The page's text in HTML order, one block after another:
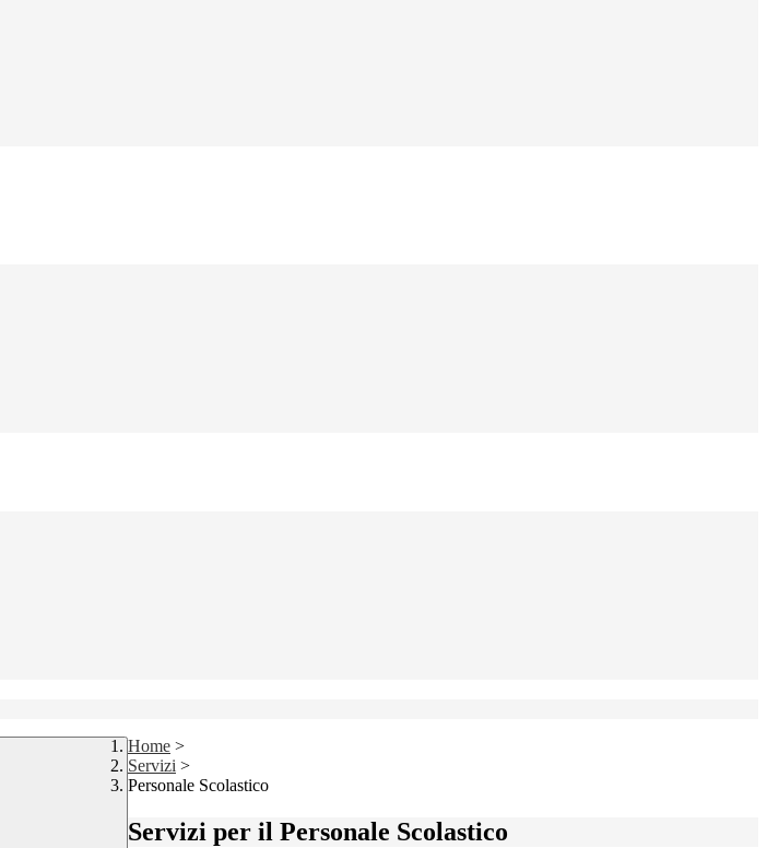
Home >
Servizi >
Personale Scolastico
Servizi per il Personale Scolastico